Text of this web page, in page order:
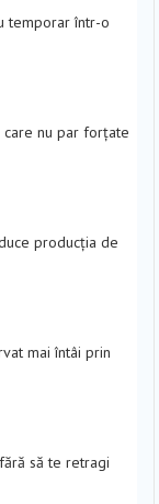
temporar într-o
nu par forțate
producția de
mai întâi prin
să te retragi